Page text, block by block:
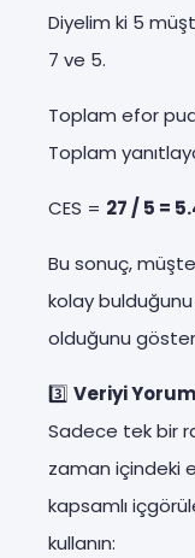
Diyelim ki 5
7 ve 5.
Toplam efor
Toplam
CES = 27 / 5 =
Bu sonuç,
kolay
olduğunu
3️⃣ Veriyi
Sadece tek bir
zaman içindeki
kapsamlı
kullanın: